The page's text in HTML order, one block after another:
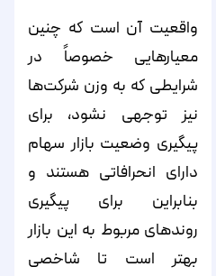
واقعیت آن است که چنین
معیارهایی خصوصاً در
شرایطی که به وزن شرکت‌‌‌‌ها
نیز توجهی نشود، برای
پیگیری وضعیت بازار سهام
دارای انحرافاتی هستند و
بنابراین برای پیگیری
روندهای مربوط به این بازار
بهتر است تا شاخصی